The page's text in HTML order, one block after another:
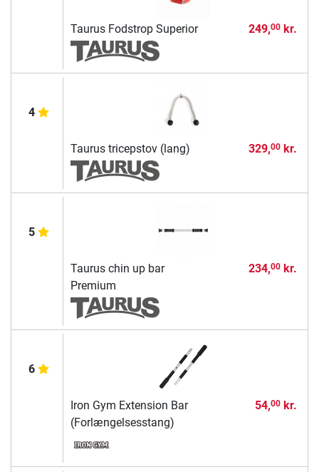
Taurus Fodstrop Superior 249,00kr.
4
Taurus tricepstov (lang) 329,00kr.
5
Taurus chin up bar
Premium
234,00kr.
6
Iron Gym Extension Bar
(Forlængelsesstang)
54,00kr.